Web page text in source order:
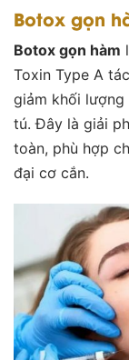
Botox gọn
Botox gọn hàm
Toxin Type A
giảm khối
tú. Đây là giải
toàn, phù hợp
đại cơ cắn.